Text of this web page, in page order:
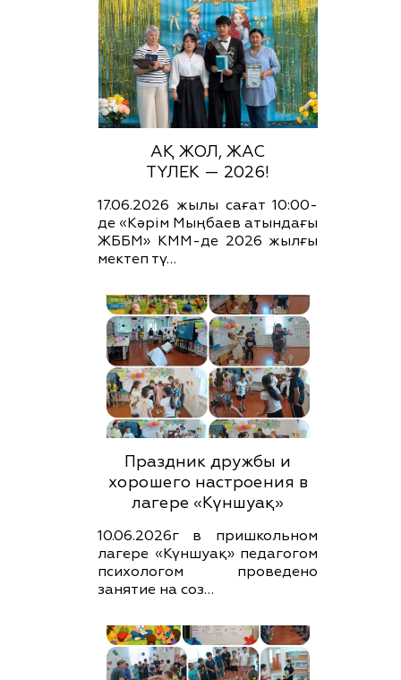
АҚ ЖОЛ, ЖАС
ТҮЛЕК — 2026!
17.06.2026 жылы сағат 10:00-
де «Кәрім Мыңбаев атындағы
ЖББМ» КММ-де 2026 жылғы
мектеп тү…
Праздник дружбы и
хорошего настроения в
лагере «Күншуақ»
10.06.2026г в пришкольном
лагере «Күншуақ» педагогом
психологом проведено
занятие на соз…